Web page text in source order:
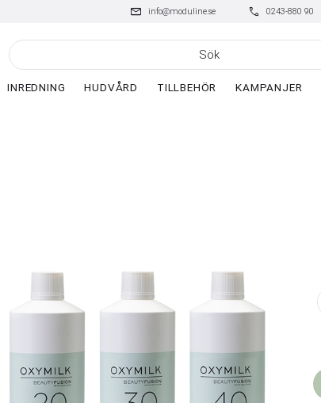
mail info@moduline.se phone 0243-880 90
INREDNING HUDVÅRD TILLBEHÖR KAMPANJER